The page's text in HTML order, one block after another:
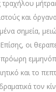
τραχήλου
και
σημεία,
οι
και το
τον